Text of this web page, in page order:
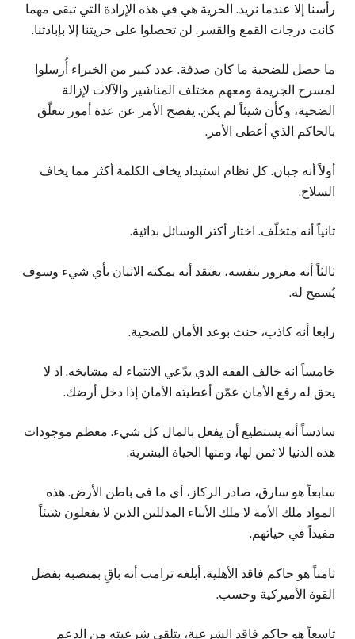
رأسنا إلا عندما نريد. الحرية هي في هذه الإرادة التي تبقى مهما
كانت درجات القمع والقسر. لن تحصلوا على حريتنا إلا بإبادتنا.
ما حصل للضحية ما كان صدفة. عدد كبير من الخبراء أُرسلوا
لمسرح الجريمة ومعهم مختلف المناشير والآلات لإزالة
الضحية، وكأن شيئاً لم يكن. يفصح الأمر عن عدة أمور تتعلّق
بالحاكم الذي أعطى الأمر.
أولاً أنه جبان. كل نظام استبداد يخاف الكلمة أكثر مما يخاف
السلاح.
ثانياً أنه متخلّف. اختار أكثر الوسائل بدائية.
ثالثاً أنه مغرور بنفسه، يعتقد أنه يمكنه الاتيان بأي شيء وسوف
يُسمح له.
رابعا أنه كاذب، حنث بوعد الأمان للضحية.
خامساً انه خالف الفقه الذي يدّعي الانتماء له مشايخه. اذ لا
يحق له رفع الأمان عمّن أعطيته الأمان إذا دخل أرضك.
سادساً أنه يستطيع أن يفعل بالمال كل شيء. معظم موجودات
هذه الدنيا لا ثمن لها، ومنها الحياة البشرية.
سابعاً هو سارق، صادر الركاز، أي ما في باطن الأرض. هذه
المواد ملك الأمة لا ملك الأبناء المدللين الذين لا يفعلون شيئاً
مفيداً في حياتهم.
ثامناً هو حاكم فاقد الأهلية. أبلغه ترامب أنه باقِ بمنصبه بفضل
القوة الأميركية وحسب.
تاسعاً هو حاكم فاقد الشرعية، يتلقى شرعيته من الدعم